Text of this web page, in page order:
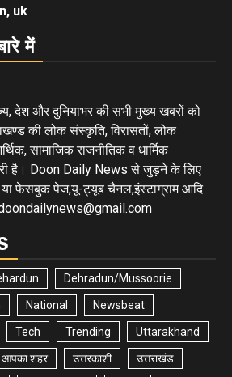
uk
में
देश और दुनियाभर की सभी मुख्य खबरों को
की लोक संस्कृति, विरासतों, लोक
सामाजिक राजनीतिक व धार्मिक
है। Doon Daily News से जुड़ने के लिए
या फेसबुक पेज,यू-ट्यूब चैनल,इंस्टाग्राम आदि
Dehradun/Mussoorie
National Newsbeat
Tech Trending Uttarakhand
आपका शहर उत्तरकाशी उत्तराखंड